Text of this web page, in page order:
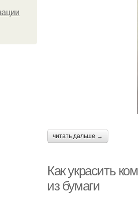
читать дальше →
Как украсить
из бумаги